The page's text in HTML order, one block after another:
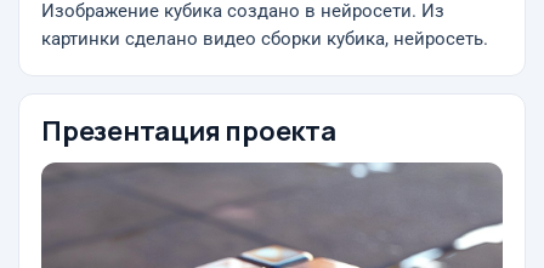
Изображение кубика создано в нейросети. Из
картинки сделано видео сборки кубика, нейросеть.
Презентация проекта